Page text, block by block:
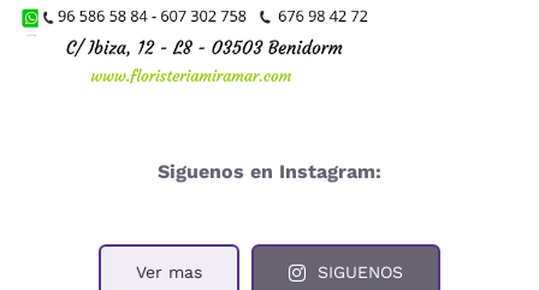
Siguenos en Instagram:
Ver mas SIGUENOS